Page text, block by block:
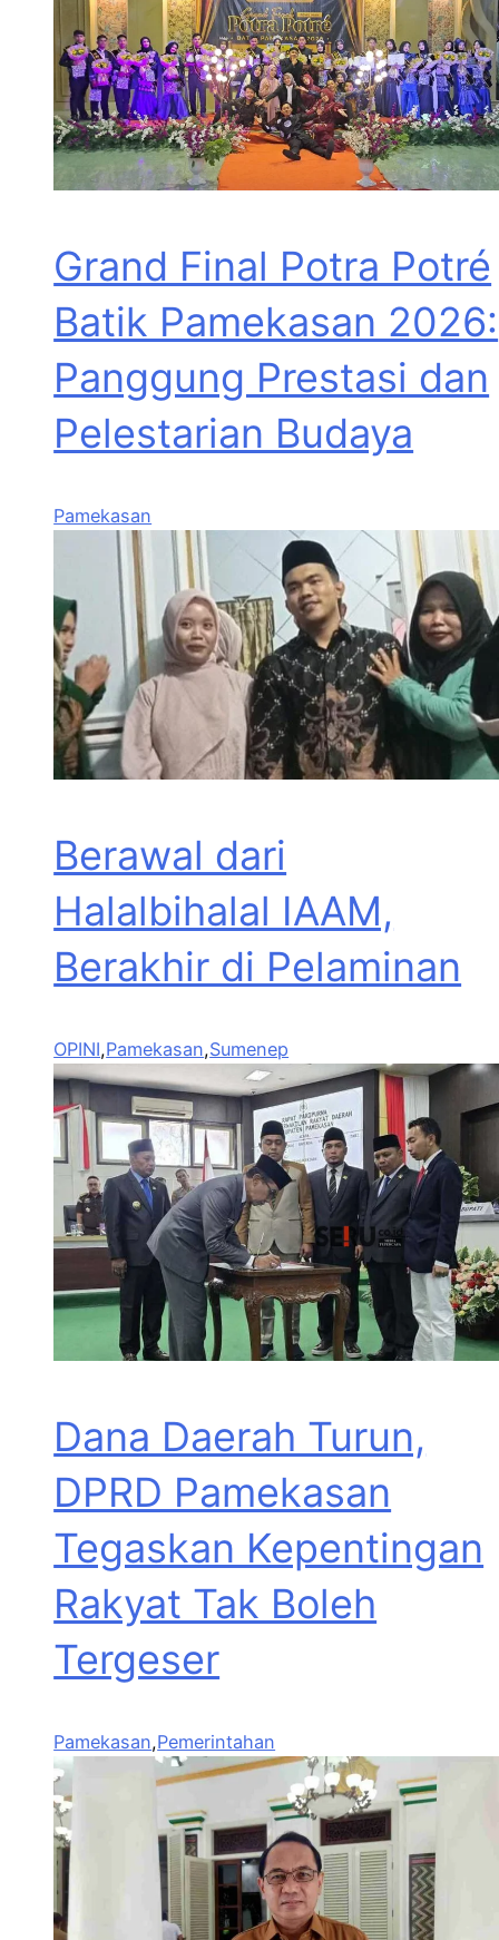
Grand Final Potra Potré
Batik Pamekasan 2026:
Panggung Prestasi dan
Pelestarian Budaya
Pamekasan
Berawal dari
Halalbihalal IAAM,
Berakhir di Pelaminan
OPINI,Pamekasan,Sumenep
Dana Daerah Turun,
DPRD Pamekasan
Tegaskan Kepentingan
Rakyat Tak Boleh
Tergeser
Pamekasan,Pemerintahan